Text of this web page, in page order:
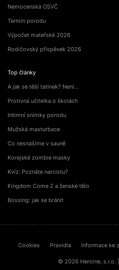
Nemocenská OSVČ
Termín porodu
Výpočet mateřské 2026
Rodičovský příspěvek 2026
Top články
A jak se těší tatínek? Není…
Protivná učitelka o školách
Intimní snímky porodu
Mužská masturbace
Co nesnášíme v sauně
Korejské zombie masky
Kvíz: Poznáte narcistu?
Kingdom Come 2 a ženské tělo
Bossing: jak se bránit
Cookies Pravidla Informace ke
© 2026 Heroine, s.r.o.